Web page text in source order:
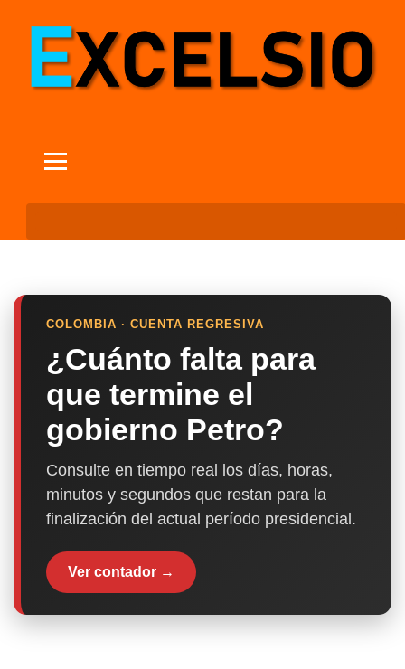
COLOMBIA · CUENTA REGRESIVA
¿Cuánto falta para
que termine el
gobierno Petro?
Consulte en tiempo real los días, horas,
minutos y segundos que restan para la
finalización del actual período presidencial.
Ver contador →